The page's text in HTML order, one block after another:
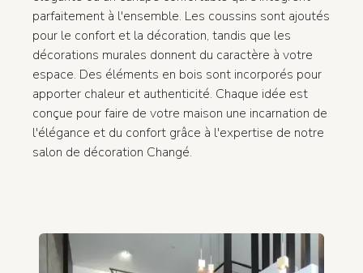
parfaitement à l'ensemble. Les coussins sont ajoutés
pour le confort et la décoration, tandis que les
décorations murales donnent du caractère à votre
espace. Des éléments en bois sont incorporés pour
apporter chaleur et authenticité. Chaque idée est
conçue pour faire de votre maison une incarnation de
l'élégance et du confort grâce à l'expertise de notre
salon de décoration Changé.